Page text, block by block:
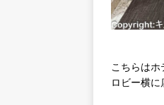
こちらはホ
ロビー横に